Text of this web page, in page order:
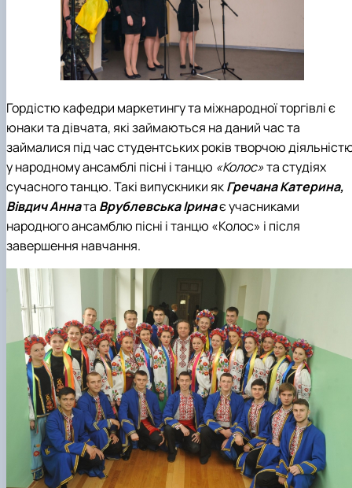
Гордістю кафедри маркетингу та міжнародної торгівлі є
юнаки та дівчата, які займаються на даний час та
займалися під час студентських років творчою
у народному ансамблі пісні і танцю «Колос»та студіях
сучасного танцю. Такі випускники якГречана Катерина,
Вівдич Анната Врублевська Іринає учасниками
народного ансамблю пісні і танцю «Колос» і після
завершення навчання.